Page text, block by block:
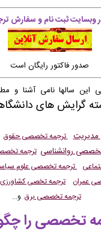
وبسایت ثبت نام و سفارش
صدور فاکتور رایگان است
این سالها نامی آشنا و
گرایش های
ترجمه تخصصی حقوق
روانشناسی ترجمه
ترجمه تخصصی علوم
عمران
ترجمه تخصی کشاورزی
ترجمه تخصصی برق و...
تخصصی را